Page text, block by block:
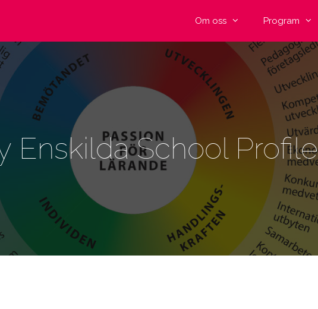
Om oss Program
Enskilda School Profile